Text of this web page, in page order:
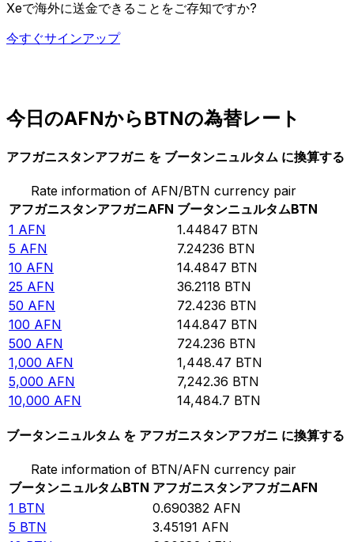
Xeで海外に送金できることをご存知ですか?
今すぐサインアップ
今日のAFNからBTNの為替レート
アフガニスタンアフガニ を ブータンニュルタム に換算する
Rate information of AFN/BTN currency pair
アフガニスタンアフガニAFN ブータンニュルタムBTN
1 AFN 1.44847 BTN
5 AFN 7.24236 BTN
10 AFN 14.4847 BTN
25 AFN 36.2118 BTN
50 AFN 72.4236 BTN
100 AFN 144.847 BTN
500 AFN 724.236 BTN
1,000 AFN 1,448.47 BTN
5,000 AFN 7,242.36 BTN
10,000 AFN 14,484.7 BTN
ブータンニュルタム を アフガニスタンアフガニ に換算する
Rate information of BTN/AFN currency pair
ブータンニュルタムBTN アフガニスタンアフガニAFN
1 BTN 0.690382 AFN
5 BTN 3.45191 AFN